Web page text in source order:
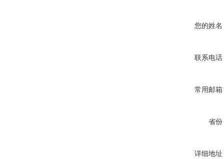
您的姓名
联系电话
常用邮箱
省份
详细地址